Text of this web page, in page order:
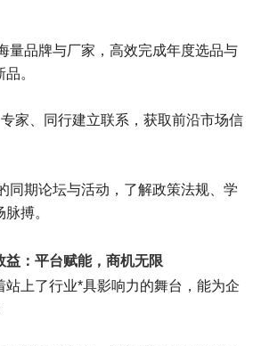
量品牌与厂家，高效完成年度选品与
。
家、同行建立联系，获取前沿市场信
同期论坛与活动，了解政策法规、学
搏。
益：平台赋能，商机无限
站上了行业*具影响力的舞台，能为企